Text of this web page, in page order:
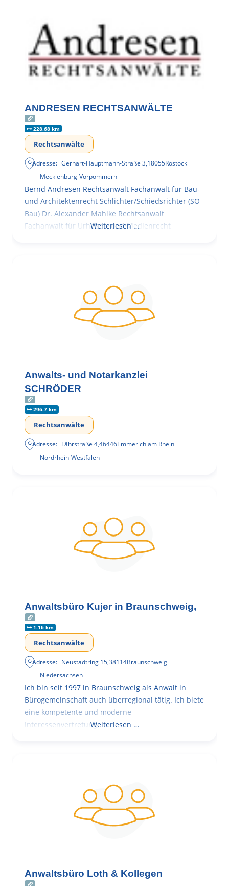
ANDRESEN RECHTSANWÄLTE
228.68 km
Rechtsanwälte
Adresse: Gerhart-Hauptmann-Straße 3,18055Rostock
Mecklenburg-Vorpommern
Bernd Andresen Rechtsanwalt Fachanwalt für Bau-
und Architektenrecht Schlichter/Schiedsrichter (SO
Bau) Dr. Alexander Mahlke Rechtsanwalt
Fachanwalt für Urheber- und Medienrecht
Weiterlesen …
Anwalts- und Notarkanzlei
SCHRÖDER
296.7 km
Rechtsanwälte
Adresse: Fährstraße 4,46446Emmerich am Rhein
Nordrhein-Westfalen
Anwaltsbüro Kujer in Braunschweig,
1.16 km
Rechtsanwälte
Adresse: Neustadtring 15,38114Braunschweig
Niedersachsen
Ich bin seit 1997 in Braunschweig als Anwalt in
Bürogemeinschaft auch überregional tätig. Ich biete
eine kompetente und moderne
Interessenvertretung,Weiterlesen …
Anwaltsbüro Loth & Kollegen